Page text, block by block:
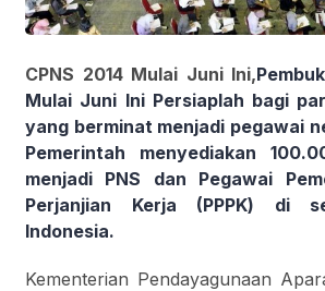
CPNS 2014 Mulai Juni Ini,
Mulai Juni Ini Persiaplah bagi
yang berminat menjadi pegawai
Pemerintah menyediakan
menjadi PNS dan Pegawai
Perjanjian Kerja (PPPK) di
Indonesia.
Kementerian Pendayagunaan